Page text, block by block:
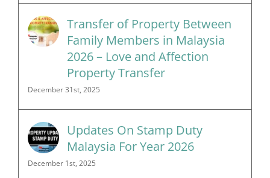
Transfer of Property Between
Family Members in Malaysia
2026 – Love and Affection
Property Transfer
December 31st, 2025
Updates On Stamp Duty
Malaysia For Year 2026
December 1st, 2025